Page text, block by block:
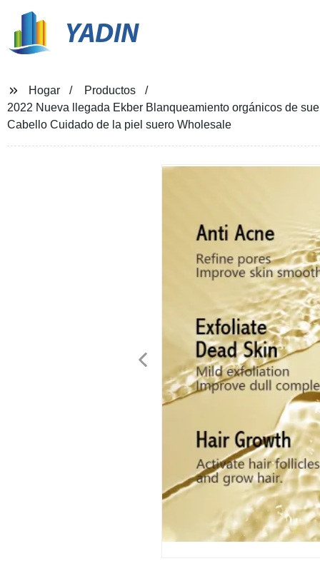
YADIN
Hogar
Productos
2022 Nueva llegada Ekber Blanqueamiento orgánicos de
Cabello Cuidado de la piel suero Wholesale